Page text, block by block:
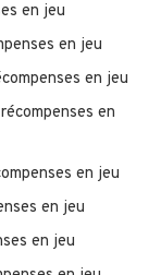
en jeu
en jeu
en jeu
en
en jeu
en jeu
en jeu